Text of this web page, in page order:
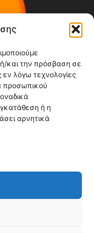
και την πρόσβαση σε
λόγω τεχνολογίες
προσωπικού
ή η
αρνητικά